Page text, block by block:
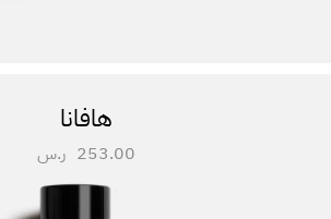
هافانا
253.00 ر.س